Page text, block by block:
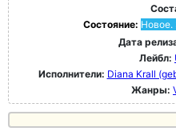
Состояние: Новое.
Дата
Лейбл:
Исполнители: Diana Krall
Жанры: